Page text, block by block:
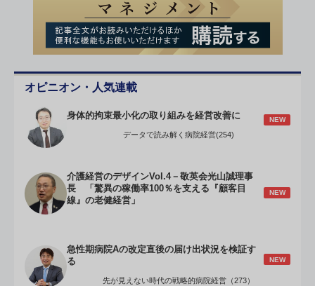
オピニオン・人気連載
身体的拘束最小化の取り組みを経営改善に NEW
データで読み解く病院経営(254)
介護経営のデザインVol.4－敬英会光山誠理事
長 「驚異の稼働率100％を支える『顧客目
線』の老健経営」
NEW
急性期病院Aの改定直後の届け出状況を検証す
る
NEW
先が見えない時代の戦略的病院経営（273）